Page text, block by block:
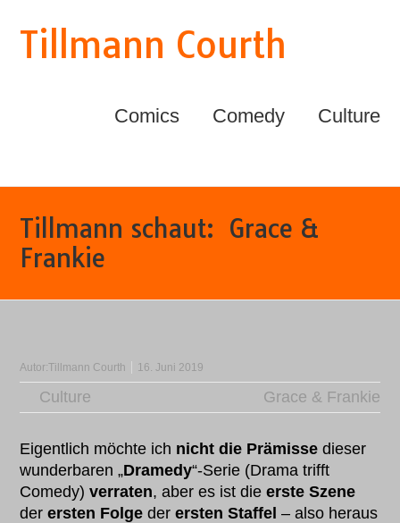
Tillmann Courth
Comics Comedy Culture
Tillmann schaut: Grace &
Frankie
Autor:Tillmann Courth 16. Juni 2019
Culture Grace & Frankie
Eigentlich möchte ich nicht die Prämisse dieser
wunderbaren „Dramedy“-Serie (Drama trifft
Comedy)verraten, aber es ist dieerste Szene
derersten Folge derersten Staffel – also heraus